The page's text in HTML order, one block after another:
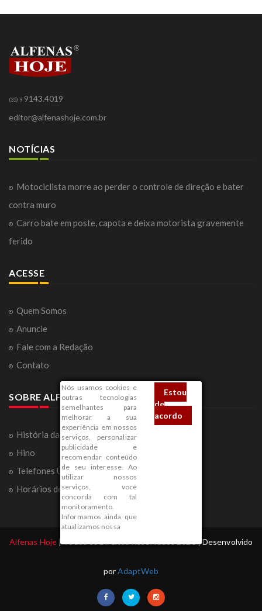
Nós usamos cookies e
outras tecnologias
semelhantes para
melhorar a sua
experiência em nossos
serviços, personalizar
publicidade e
recomendar conteúdo
de seu interesse. Ao
utilizar nossos
serviços, você
concorda com tal
monitoramento.
Informamos ainda que
atualizamos nossa
Estou
de
acordo
(35) 9 9143.4019
editor@alfenashoje.com.br
NOTÍCIAS
Motociclista morre ao perder o controle de direção e bater
contra muro
Carro bate em poste, capota e deixa motorista gravemente
ferido
ACESSE
Quem Somos
Anuncie
Fale com a Redação
Contato
SOBRE ALFENAS
História da Cidade
Hino
Telefones Úteis
Horários de Ônibus
Alfenas Hoje | Todos os Direitos Reservados 2026 | Desenvolvido
porAdaptWeb